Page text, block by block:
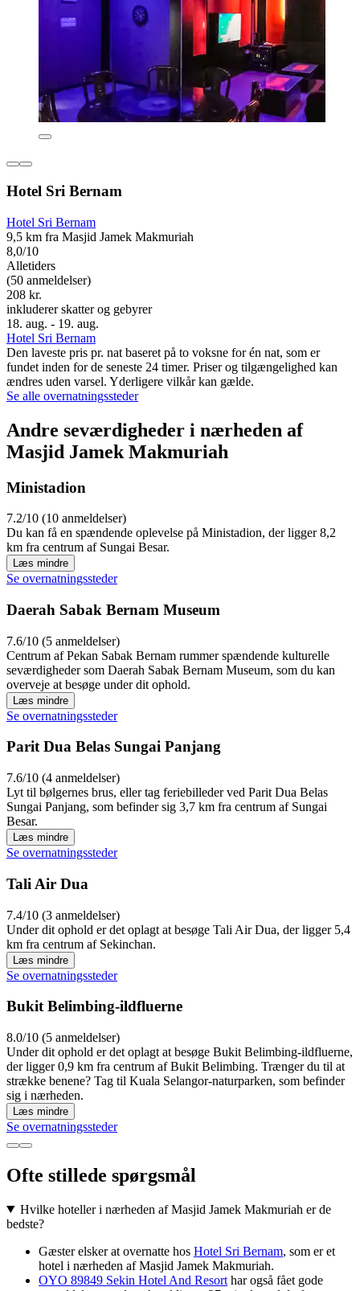
Hotel Sri Bernam
Hotel Sri Bernam
9,5 km fra Masjid Jamek Makmuriah
8,0/10
Alletiders
(50 anmeldelser)
208 kr.
inkluderer skatter og gebyrer
18. aug. - 19. aug.
Hotel Sri Bernam
Den laveste pris pr. nat baseret på to voksne for én nat, som er
fundet inden for de seneste 24 timer. Priser og tilgængelighed kan
ændres uden varsel. Yderligere vilkår kan gælde.
Se alle overnatningssteder
Andre seværdigheder i nærheden af
Masjid Jamek Makmuriah
Ministadion
7.2/10 (10 anmeldelser)
Du kan få en spændende oplevelse på Ministadion, der ligger 8,2
km fra centrum af Sungai Besar.
Læs mindre
Se overnatningssteder
Daerah Sabak Bernam Museum
7.6/10 (5 anmeldelser)
Centrum af Pekan Sabak Bernam rummer spændende kulturelle
seværdigheder som Daerah Sabak Bernam Museum, som du kan
overveje at besøge under dit ophold.
Læs mindre
Se overnatningssteder
Parit Dua Belas Sungai Panjang
7.6/10 (4 anmeldelser)
Lyt til bølgernes brus, eller tag feriebilleder ved Parit Dua Belas
Sungai Panjang, som befinder sig 3,7 km fra centrum af Sungai
Besar.
Læs mindre
Se overnatningssteder
Tali Air Dua
7.4/10 (3 anmeldelser)
Under dit ophold er det oplagt at besøge Tali Air Dua, der ligger 5,4
km fra centrum af Sekinchan.
Læs mindre
Se overnatningssteder
Bukit Belimbing-ildfluerne
8.0/10 (5 anmeldelser)
Under dit ophold er det oplagt at besøge Bukit Belimbing-ildfluerne,
der ligger 0,9 km fra centrum af Bukit Belimbing. Trænger du til at
strække benene? Tag til Kuala Selangor-naturparken, som befinder
sig i nærheden.
Læs mindre
Se overnatningssteder
Ofte stillede spørgsmål
Hvilke hoteller i nærheden af Masjid Jamek Makmuriah er de
bedste?
Gæster elsker at overnatte hos Hotel Sri Bernam, som er et
hotel i nærheden af Masjid Jamek Makmuriah.
OYO 89849 Sekin Hotel And Resort har også fået gode